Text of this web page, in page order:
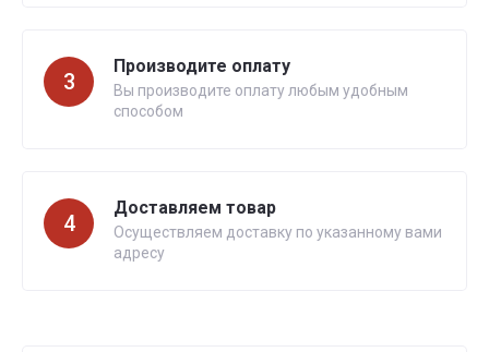
3
Производите оплату
Вы производите оплату любым удобным
способом
4
Доставляем товар
Осуществляем доставку по указанному вами
адресу